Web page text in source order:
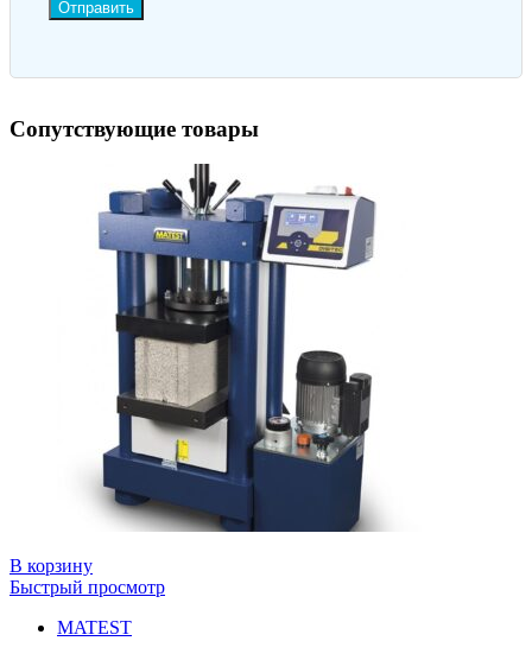
Отправить
Сопутствующие товары
В корзину
Быстрый просмотр
MATEST